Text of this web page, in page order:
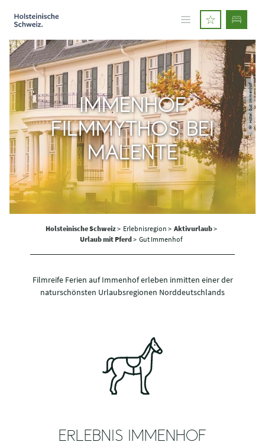
© Hotel Gut Immenhof
IMMENHOF
FILMMYTHOS BEI
MALENTE
Holsteinische Schweiz> Erlebnisregion > Aktivurlaub>
Urlaub mit Pferd> Gut Immenhof
Filmreife Ferien auf Immenhof erleben inmitten einer der
naturschönsten Urlaubsregionen Norddeutschlands
ERLEBNIS IMMENHOF